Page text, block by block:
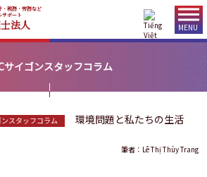
・税務・労務など
サポート
法人 MENU
サイゴンスタッフコラム
スタッフコラム 環境問題と私たちの生活
筆者：Lê Thị Thùy Trang